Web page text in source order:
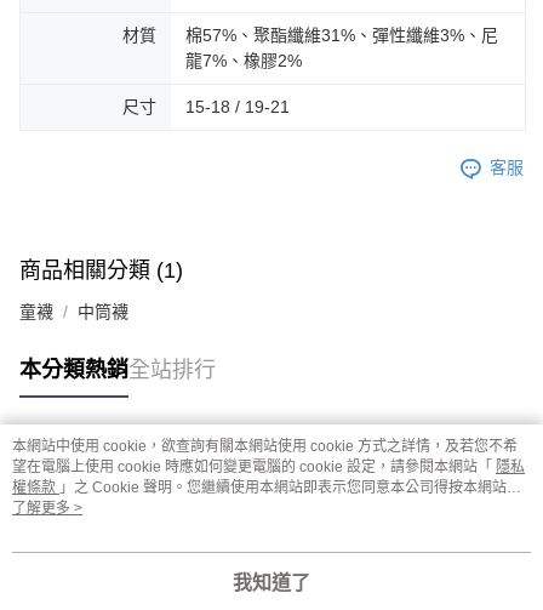
材質
棉57%、聚酯纖維31%、彈性纖維3%、尼
龍7%、橡膠2%
尺寸 15-18 / 19-21
客服
商品相關分類 (1)
童襪 中筒襪
本分類熱銷全站排行
熱門標籤
本網站中使用 cookie，欲查詢有關本網站使用 cookie 方式之詳情，及若您不希
望在電腦上使用 cookie 時應如何變更電腦的 cookie 設定，請參閱本網站「 隱私
權條款 」之 Cookie 聲明。您繼續使用本網站即表示您同意本公司得按本網站使
用條款之 Cookie 聲明使用 cookie。
了解更多 >
我知道了